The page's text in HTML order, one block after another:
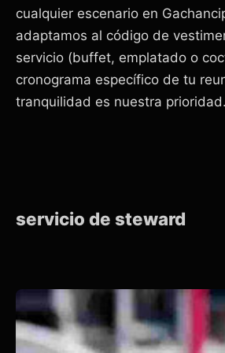
cualquier escenario en
adaptamos al código de
servicio (buffet, emplatado o
cronograma específico de tu
tranquilidad es nuestra prioridad.
servicio de steward